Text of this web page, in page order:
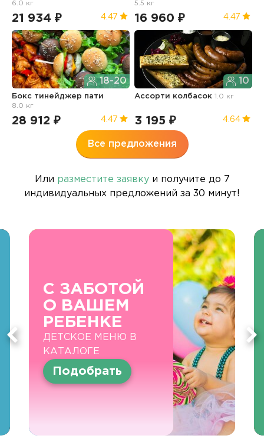
6.0 кг
21 934 ₽ 4.47
5.5 кг
16 960 ₽ 4.47
18-20
Бокс тинейджер пати
8.0 кг
28 912 ₽ 4.47
10
Ассорти колбасок1.0 кг
3 195 ₽ 4.64
Все предложения
Или разместите заявкуи получите до 7
индивидуальных предложений за 30 минут!
С ЗАБОТОЙ
О ВАШЕМ
РЕБЕНКЕ
ДЕТСКОЕ МЕНЮ В
КАТАЛОГЕ
Подобрать